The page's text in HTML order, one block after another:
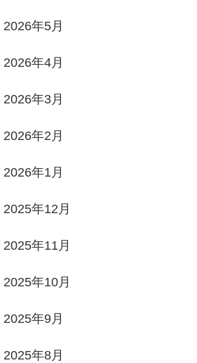
2026年5月
2026年4月
2026年3月
2026年2月
2026年1月
2025年12月
2025年11月
2025年10月
2025年9月
2025年8月